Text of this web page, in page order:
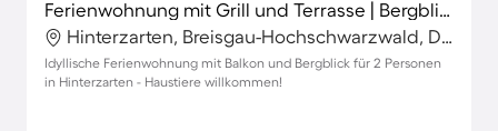
Ferienwohnung mit Grill und Terrasse | Bergblick
Hinterzarten, Breisgau-Hochschwarzwald, Deutschland
Idyllische Ferienwohnung mit Balkon und Bergblick für 2 Personen
in Hinterzarten - Haustiere willkommen!